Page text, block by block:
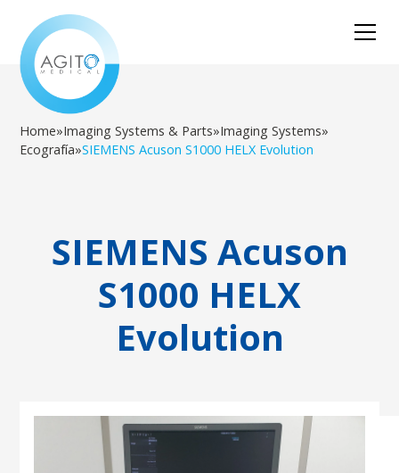
Home»Imaging Systems & Parts»Imaging Systems»
Ecografía»SIEMENS Acuson S1000 HELX Evolution
SIEMENS Acuson
S1000 HELX
Evolution